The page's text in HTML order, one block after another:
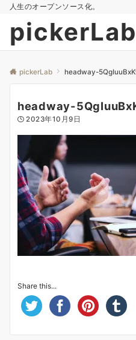
人生のオープンソース化。
pickerLab
pickerLab headway-
headway-
2023年10月9日
Share this...